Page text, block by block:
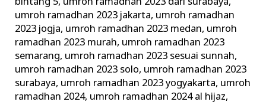
umroh ramadhan 2023 jakarta, umroh ramadhan
2023 jogja, umroh ramadhan 2023 medan, umroh
ramadhan 2023 murah, umroh ramadhan 2023
semarang, umroh ramadhan 2023 sesuai sunnah,
umroh ramadhan 2023 solo, umroh ramadhan 2023
surabaya, umroh ramadhan 2023 yogyakarta, umroh
ramadhan 2024, umroh ramadhan 2024 al hijaz,